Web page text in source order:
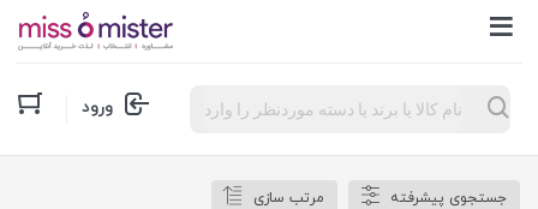
Products
search ورود
جستجوی پیشرفته مرتب سازی